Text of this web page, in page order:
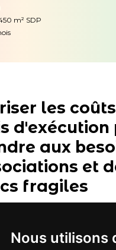
Nous utilisons
m² SDP
les
d'exécution
aux
et
fragiles